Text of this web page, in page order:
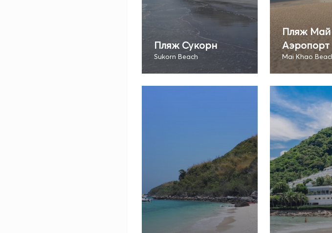
Пляж Сукорн
Sukorn Beach
Пляж
Аэропорт
Mai Khao